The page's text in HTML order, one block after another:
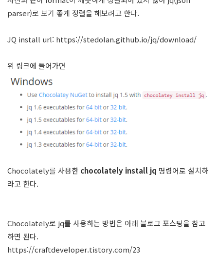
parser)로 보기 좋게 정렬을 해보려고 한다.
JQ install url: https://stedolan.github.io/jq/download/
위 링크에 들어가면
Chocolately를 사용한 chocolately install jq 명령어로 설치하
라고 한다.
Chocolately로 jq를 사용하는 방법은 아래 블로그 포스팅을 참고
하면 된다.
https://craftdeveloper.tistory.com/23